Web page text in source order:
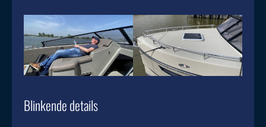
Blinkende details